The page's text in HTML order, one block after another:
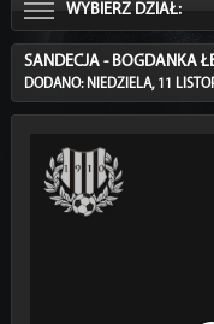
WYBIERZ DZIAŁ:
SANDECJA - BOGDANKA
DODANO: NIEDZIELA, 11